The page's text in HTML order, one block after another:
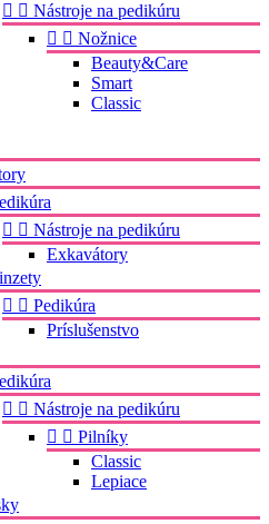
  Nástroje na pedikúru
  Nožnice
Beauty&Care
Smart
Classic
  Nástroje na pedikúru
Exkavátory
  Pedikúra
Príslušenstvo
  Nástroje na pedikúru
  Pilníky
Classic
Lepiace